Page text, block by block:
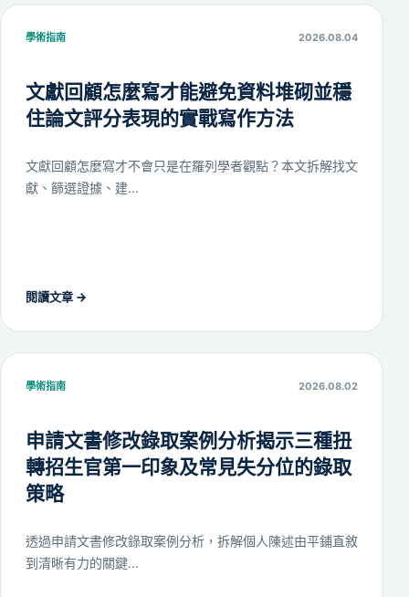
學術指南 2026.08.04
文獻回顧怎麼寫才能避免資料堆砌並穩
住論文評分表現的實戰寫作方法
文獻回顧怎麼寫才不會只是在羅列學者觀點？本文拆解找文
獻、篩選證據、建...
閱讀文章 →
學術指南 2026.08.02
申請文書修改錄取案例分析揭示三種扭
轉招生官第一印象及常見失分位的錄取
策略
透過申請文書修改錄取案例分析，拆解個人陳述由平鋪直敘
到清晰有力的關鍵...